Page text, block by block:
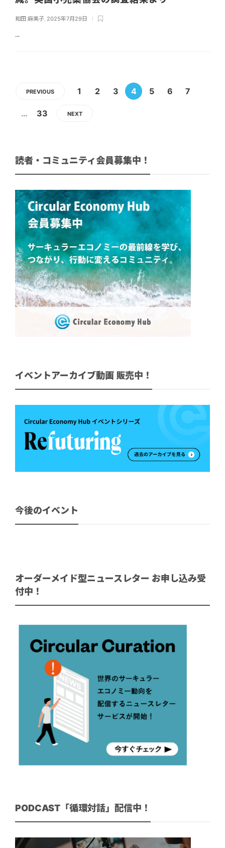
和田 麻美子 2025年7月29日
...
PREVIOUS 1 2 3 4 5 6 7
… 33 NEXT
読者・コミュニティ会員募集中！
イベントアーカイブ動画 販売中！
今後のイベント
オーダーメイド型ニュースレター お申し込み受
付中！
PODCAST「循環対話」配信中！